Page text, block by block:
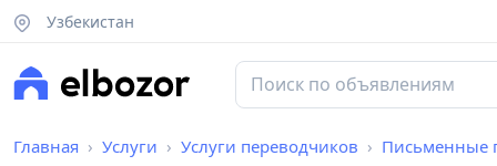
Узбекистан
Главная Услуги Услуги переводчиков Письменные